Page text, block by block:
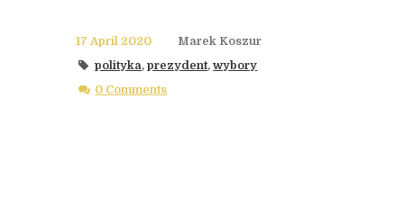
17 April 2020
Marek Koszur
polityka,prezydent,wybory
0 Comments